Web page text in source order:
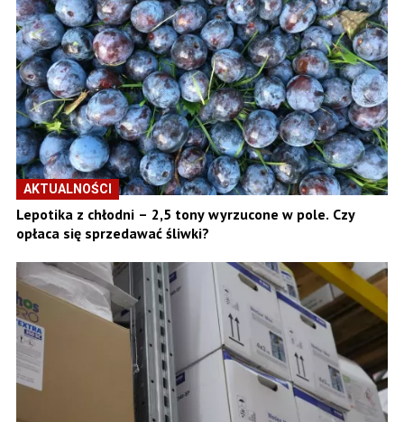
AKTUALNOŚCI
Lepotika z chłodni – 2,5 tony wyrzucone w pole. Czy
opłaca się sprzedawać śliwki?